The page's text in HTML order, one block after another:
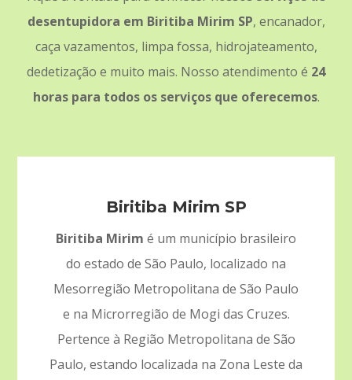
desentupidora em Biritiba Mirim SP, encanador,
caça vazamentos, limpa fossa, hidrojateamento,
dedetização e muito mais. Nosso atendimento é 24
horas para todos os serviços que oferecemos.
Biritiba Mirim SP
Biritiba Mirim é um município brasileiro
do estado de São Paulo, localizado na
Mesorregião Metropolitana de São Paulo
e na Microrregião de Mogi das Cruzes.
Pertence à Região Metropolitana de São
Paulo, estando localizada na Zona Leste da